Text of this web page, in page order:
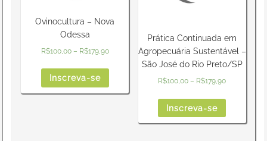
Ovinocultura – Nova
Odessa
R$100,00– R$179,90
Inscreva-se
Prática Continuada em
Agropecuária Sustentável –
São José do Rio Preto/SP
R$100,00 – R$179,90
Inscreva-se